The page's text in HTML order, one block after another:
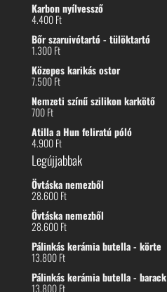
Karbon nyílvessző
4.400Ft
Bőr szaruivótartó - tülöktartó
1.300Ft
Közepes karikás ostor
7.500Ft
Nemzeti színű szilikon karkötő
700Ft
Atilla a Hun feliratú póló
4.900Ft
Legújjabbak
Övtáska nemezből
28.600Ft
Övtáska nemezből
28.600Ft
Pálinkás kerámia butella - körte
13.800Ft
Pálinkás kerámia butella - barack
13.800Ft